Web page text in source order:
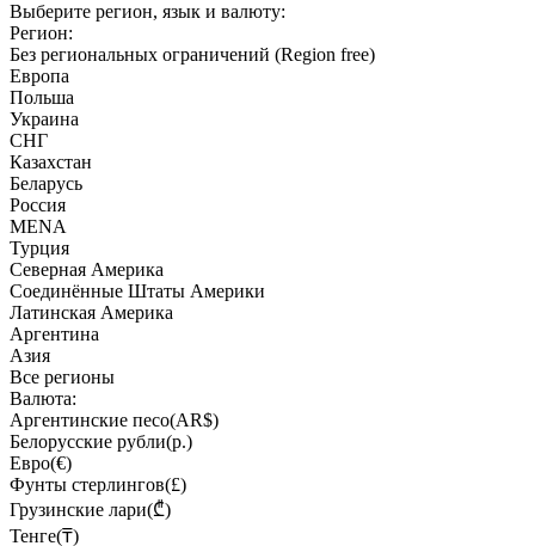
Выберите регион, язык и валюту:
Регион:
Без региональных ограничений (Region free)
Европа
Польша
Украина
СНГ
Казахстан
Беларусь
Россия
MENA
Турция
Северная Америка
Соединённые Штаты Америки
Латинская Америка
Аргентина
Азия
Все регионы
Валюта:
Аргентинские песо(AR$)
Белорусские рубли(р.)
Евро(€)
Фунты стерлингов(£)
Грузинские лари(₾)
Тенге(₸)